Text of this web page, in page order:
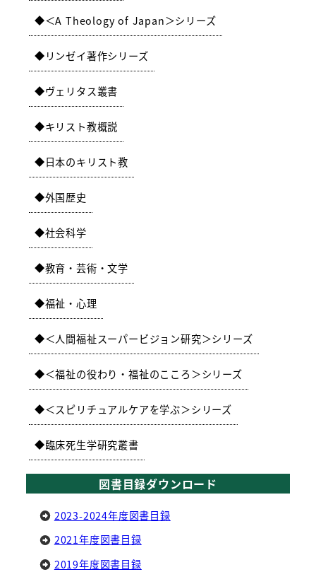
＜A Theology of Japan＞シリーズ
リンゼイ著作シリーズ
ヴェリタス叢書
キリスト教概説
日本のキリスト教
外国歴史
社会科学
教育・芸術・文学
福祉・心理
＜人間福祉スーパービジョン研究＞シリーズ
＜福祉の役わり・福祉のこころ＞シリーズ
＜スピリチュアルケアを学ぶ＞シリーズ
臨床死生学研究叢書
図書目録ダウンロード
2023-2024年度図書目録
2021年度図書目録
2019年度図書目録